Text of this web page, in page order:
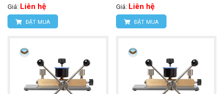
Giá: Liên hệ
ĐẶT MUA
Giá: Liên hệ
ĐẶT MUA